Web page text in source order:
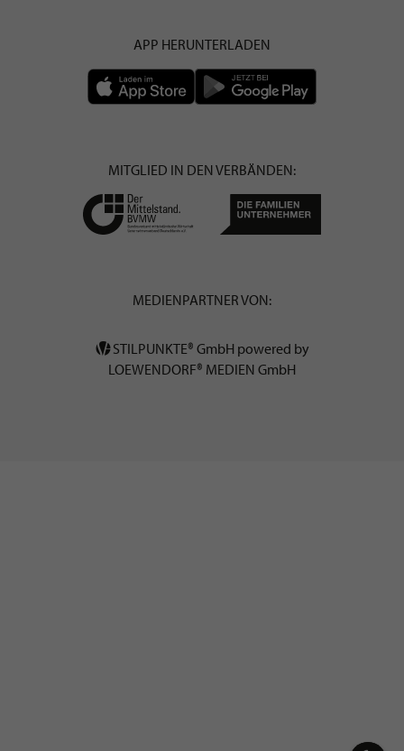
APP HERUNTERLADEN
MITGLIED IN DEN VERBÄNDEN:
MEDIENPARTNER VON:
STILPUNKTE® GmbH powered by
LOEWENDORF® MEDIEN GmbH